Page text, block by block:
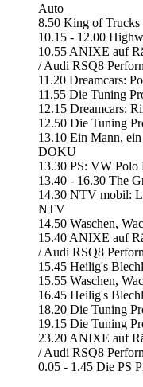
Auto
8.50 King of
10.15 - 12.00
10.55 ANIXE auf
/ Audi RSQ8
11.20 Dreamcars:
11.55 Die Tuning
12.15 Dreamcars:
12.50 Die Tuning
13.10 Ein Mann,
DOKU
13.30 PS: VW
13.40 - 16.30 The
14.30 NTV mobil:
NTV
14.50 Waschen,
15.40 ANIXE auf
/ Audi RSQ8
15.45 Heilig's
15.55 Waschen,
16.45 Heilig's
18.20 Die Tuning
19.15 Die Tuning
23.20 ANIXE auf
/ Audi RSQ8
0.05 - 1.45 Die PS